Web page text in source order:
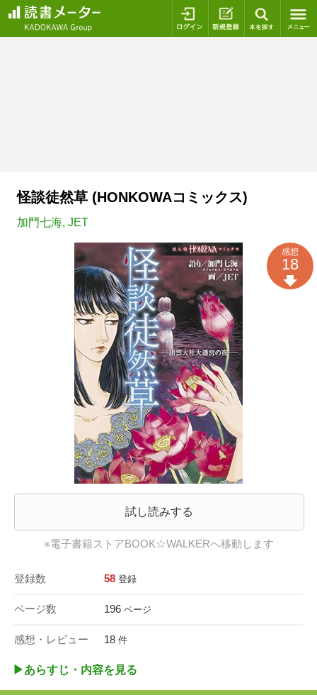
ログイン 新規登録
怪談徒然草 (HONKOWAコミックス)
加門七海, JET
試し読みする
※電子書籍ストアBOOK☆WALKERへ移動します
登録数 58 登録
ページ数 196 ページ
感想・レビュー 18 件
感想
18
▶︎あらすじ・内容を見る